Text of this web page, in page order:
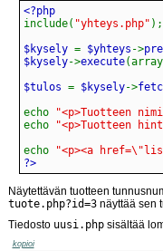
include( "yhteys.php" ) ;
$kysely = $yhteys ->
$kysely->execute(array
$tulos = $kysely->
echo
"<p>Tuotteen
echo
"<p>Tuotteen
echo
"<p><a
?>
Näytettävän tuotteen
tuote.php?id=3 näyttää sen
Tiedosto uusi.php sisältää
kopioi